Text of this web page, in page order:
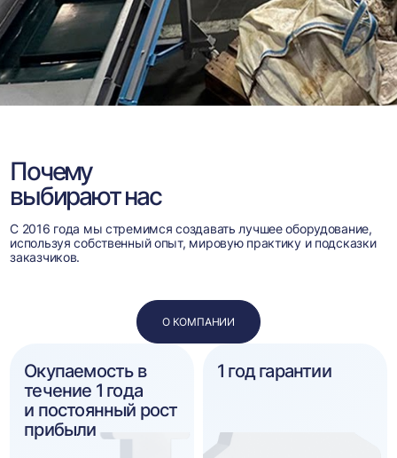
Почему
выбирают нас
С 2016 года мы стремимся создавать лучшее оборудование,
используя собственный опыт, мировую практику и подсказки
заказчиков.
О КОМПАНИИ
Окупаемость в
течение 1 года
и постоянный рост
прибыли
1 год гарантии